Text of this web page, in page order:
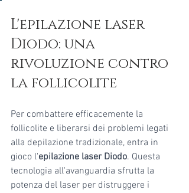
L'epilazione laser
Diodo: una
rivoluzione contro
la follicolite
Per combattere efficacemente la
follicolite e liberarsi dei problemi legati
alla depilazione tradizionale, entra in
gioco l'epilazione laser Diodo. Questa
tecnologia all'avanguardia sfrutta la
potenza del laser per distruggere i